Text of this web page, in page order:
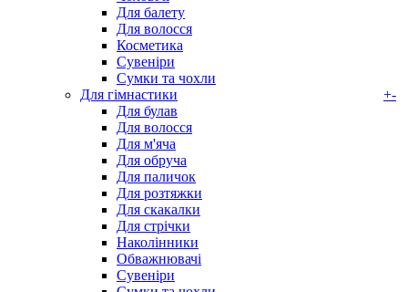
Для балету
Для волосся
Косметика
Сувеніри
Сумки та чохли
Для гімнастики
+-
Для булав
Для волосся
Для м'яча
Для обруча
Для паличок
Для розтяжки
Для скакалки
Для стрічки
Наколінники
Обважнювачі
Сувеніри